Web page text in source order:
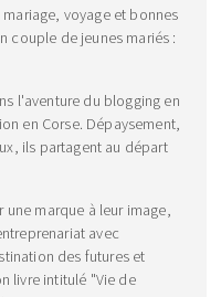
voyage et bonnes
couple de jeunes mariés :
l'aventure du blogging en
en Corse. Dépaysement,
ils partagent au départ
marque à leur image,
avec
des futures et
livre intitulé "Vie de